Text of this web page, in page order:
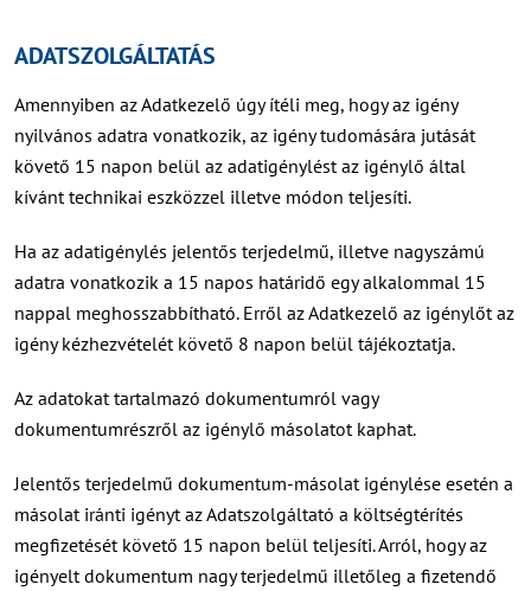
ADATSZOLGÁLTATÁS
Amennyiben az Adatkezelő úgy ítéli meg, hogy az igény
nyilvános adatra vonatkozik, az igény tudomására jutását
követő 15 napon belül az adatigénylést az igénylő által
kívánt technikai eszközzel illetve módon teljesíti.
Ha az adatigénylés jelentős terjedelmű, illetve nagyszámú
adatra vonatkozik a 15 napos határidő egy alkalommal 15
nappal meghosszabbítható. Erről az Adatkezelő az igénylőt az
igény kézhezvételét követő 8 napon belül tájékoztatja.
Az adatokat tartalmazó dokumentumról vagy
dokumentumrészről az igénylő másolatot kaphat.
Jelentős terjedelmű dokumentum-másolat igénylése esetén a
másolat iránti igényt az Adatszolgáltató a költségtérítés
megfizetését követő 15 napon belül teljesíti. Arról, hogy az
igényelt dokumentum nagy terjedelmű illetőleg a fizetendő